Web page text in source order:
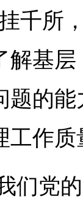
千所
解基
题的
工作
们党